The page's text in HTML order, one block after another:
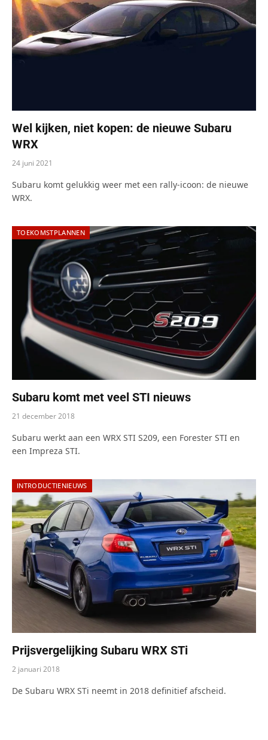
Wel kijken, niet kopen: de nieuwe Subaru
WRX
24 juni 2021
Subaru komt gelukkig weer met een rally-icoon: de nieuwe
WRX.
TOEKOMSTPLANNEN
Subaru komt met veel STI nieuws
21 december 2018
Subaru werkt aan een WRX STI S209, een Forester STI en
een Impreza STI.
INTRODUCTIENIEUWS
Prijsvergelijking Subaru WRX STi
2 januari 2018
De Subaru WRX STi neemt in 2018 definitief afscheid.